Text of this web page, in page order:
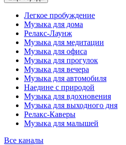
Легкое пробуждение
Музыка для дома
Релакс-Лаунж
Музыка для медитации
Музыка для офиса
Музыка для прогулок
Музыка для вечера
Музыка для автомобиля
Наедине с природой
Музыка для вдохновения
Музыка для выходного дня
Релакс-Каверы
Музыка для малышей
Все каналы